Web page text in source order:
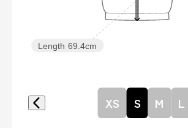
Length 69.4cm
XS S M L